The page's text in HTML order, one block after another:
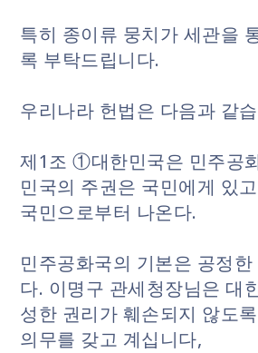
특히 종이류 뭉치가 세관을
록 부탁드립니다.
우리나라 헌법은 다음과 같
제1조 ①대한민국은 민주공
민국의 주권은 국민에게 있
국민으로부터 나온다.
민주공화국의 기본은 공정
다. 이명구 관세청장님은 대
성한 권리가 훼손되지 않도
의무를 갖고 계십니다,